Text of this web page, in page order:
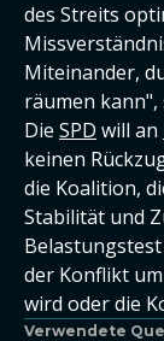
des Streits
Miteinander,
räumen kann",
Die SPD will an
keinen
die Koalition,
Stabilität und
der Konflikt
wird oder die
Verwendete